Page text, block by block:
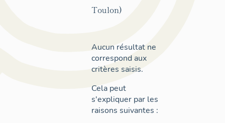
Toulon)
Aucun résultat ne
correspond aux
critères saisis.
Cela peut
s'expliquer par les
raisons suivantes :